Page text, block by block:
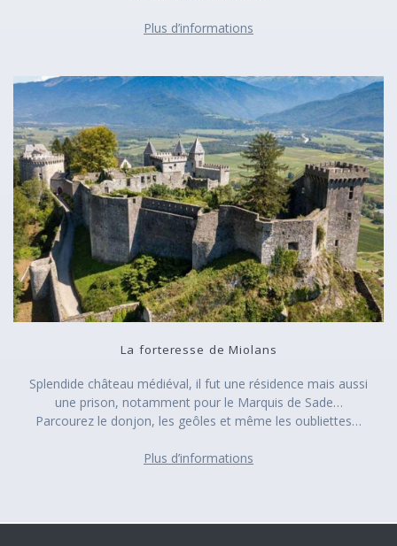
Plus d’informations
La forteresse de Miolans
Splendide château médiéval, il fut une résidence mais aussi
une prison, notamment pour le Marquis de Sade…
Parcourez le donjon, les geôles et même les oubliettes…
Plus d’informations